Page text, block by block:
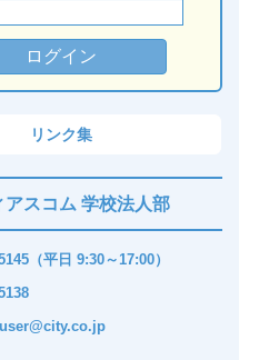
リンク集
アスコム 学校法人部
（平日 9:30～17:00）